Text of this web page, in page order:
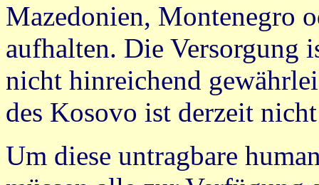
Mazedonien, Montenegro
aufhalten. Die Versorgung
nicht hinreichend
des Kosovo ist derzeit
Um diese untragbare